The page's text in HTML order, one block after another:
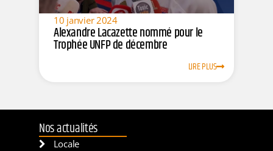
10 janvier 2024
Alexandre Lacazette nommé pour le
Trophée UNFP de décembre
LIRE PLUS
Nos actualités
Locale